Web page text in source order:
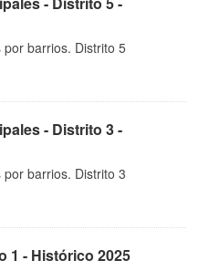
barrios. Distrito 5
- Distrito 3 -
barrios. Distrito 3
1 - Histórico 2025